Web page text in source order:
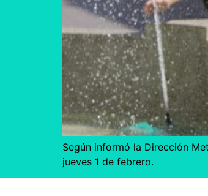
Según informó la Dirección
jueves 1 de febrero.